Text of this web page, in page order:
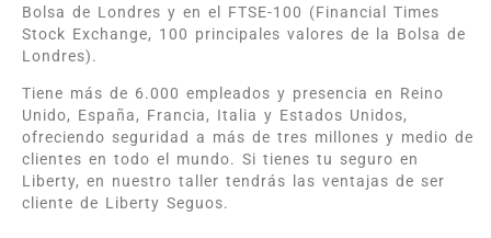
Bolsa de Londres y en el FTSE-100 (Financial Times
Stock Exchange, 100 principales valores de la Bolsa de
Londres).
Tiene más de 6.000 empleados y presencia en Reino
Unido, España, Francia, Italia y Estados Unidos,
ofreciendo seguridad a más de tres millones y medio de
clientes en todo el mundo. Si tienes tu seguro en
Liberty, en nuestro taller tendrás las ventajas de ser
cliente de Liberty Seguos.